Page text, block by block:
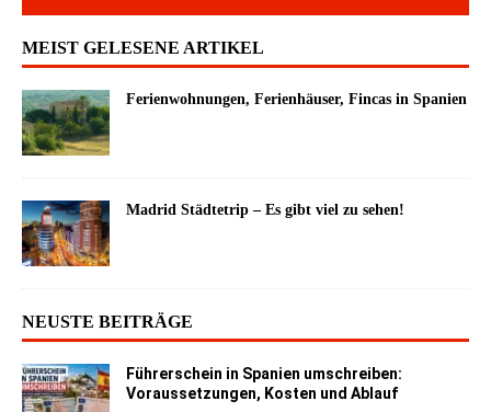
MEIST GELESENE ARTIKEL
Ferienwohnungen, Ferienhäuser, Fincas in Spanien
Madrid Städtetrip – Es gibt viel zu sehen!
NEUSTE BEITRÄGE
Führerschein in Spanien umschreiben:
Voraussetzungen, Kosten und Ablauf